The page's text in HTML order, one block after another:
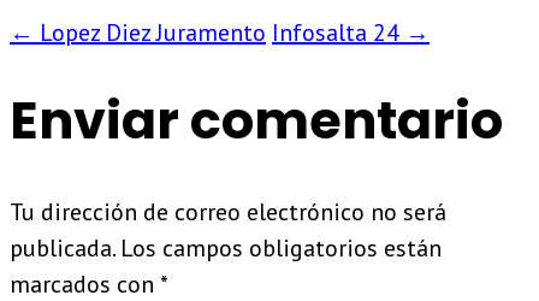
← Lopez Diez Juramento Infosalta 24 →
Enviar comentario
Tu dirección de correo electrónico no será
publicada. Los campos obligatorios están
marcados con *